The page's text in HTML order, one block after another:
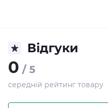
Відгуки
0 / 5
середній рейтинг товару